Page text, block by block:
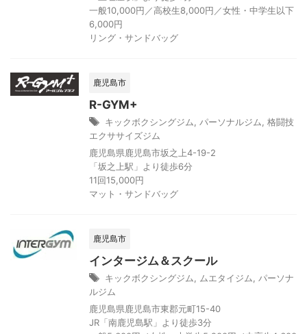
一般10,000円／高校生8,000円／女性・中学生以下
6,000円
リング・サンドバッグ
鹿児島市
R-GYM+
キックボクシングジム パーソナルジム
格闘技
エクササイズジム
鹿児島県鹿児島市坂之上4-19-2
「坂之上駅」より徒歩6分
11回15,000円
マット・サンドバッグ
鹿児島市
インタージム＆スクール
キックボクシングジム ムエタイジム
パーソナ
ルジム
鹿児島県鹿児島市東郡元町15-40
JR「南鹿児島駅」より徒歩3分